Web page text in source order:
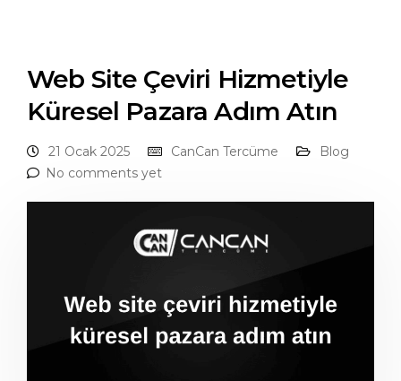
Web Site Çeviri Hizmetiyle
Küresel Pazara Adım Atın
21 Ocak 2025 CanCan Tercüme
Blog
No comments yet